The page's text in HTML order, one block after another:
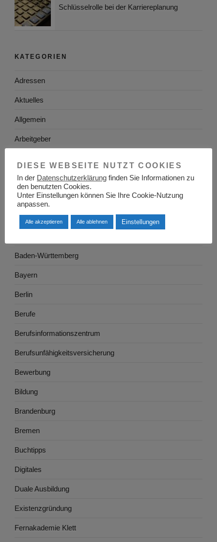
Schlüsselrolle bei der Karriereplanung
KATEGORIEN
Adressen
Aktuelles
Allgemein
Arbeitgeber
Arbeitsrecht
Arbeitswelt
Arbeitszeugnis
Baden-Württemberg
Bayern
Berlin
Berufe
Berufsinformationszentrum
Berufsunfähigkeitsversicherung
Bewerbung
Bildung
Brandenburg
Bremen
Buchtipps
Digitales
Duale Ausbildung
Existenzgründung
Fernakademie Klett
DIESE WEBSEITE NUTZT COOKIES
In der Datenschutzerklärung finden Sie Informationen zu
den benutzten Cookies.
Unter Einstellungen können Sie Ihre Cookie-Nutzung
anpassen.
Alle akzeptieren Alle ablehnen Einstellungen